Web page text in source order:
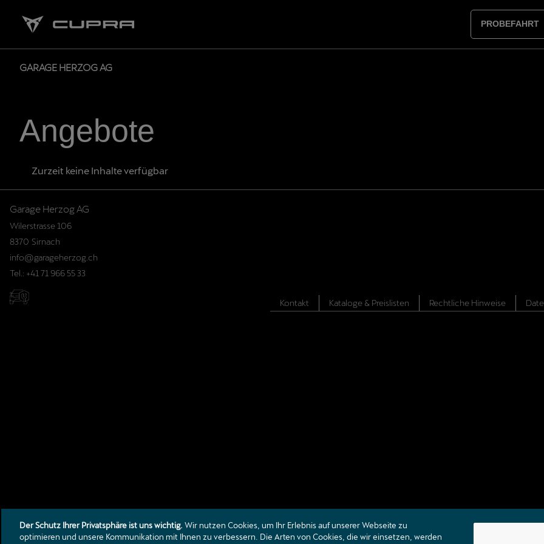
PROBEFAHRT
GARAGE HERZOG AG
Angebote
Zurzeit keine Inhalte verfügbar
Wilerstrasse 106
8370 Sirnach
info@garageherzog.ch
Tel.: +41 71 966 55 33
Kontakt Kataloge & Preislisten Rechtliche Hinweise
Der Schutz Ihrer Privatsphäre ist uns wichtig. Wir nutzen Cookies, um Ihr Erlebnis auf unserer Webseite zu
optimieren und unsere Kommunikation mit Ihnen zu verbessern. Die Arten von Cookies, die wir einsetzen, werden